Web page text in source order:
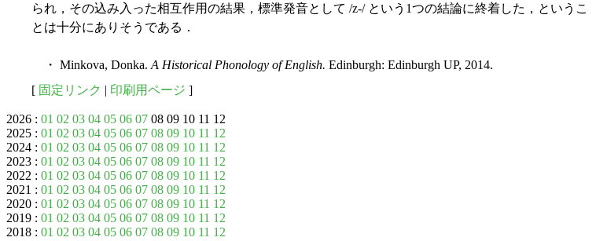
られ，その込み入った相互作用の結果，標準発音として /z-/ という1つの結論に終着した，というこ
とは十分にありそうである．
・ Minkova, Donka. A Historical Phonology of English. Edinburgh: Edinburgh UP, 2014.
[ 固定リンク | 印刷用ページ ]
2026 : 01 02 03 04 05 06 07 08 09 10 11 12
2025 : 01 02 03 04 05 06 07 08 09 10 11 12
2024 : 01 02 03 04 05 06 07 08 09 10 11 12
2023 : 01 02 03 04 05 06 07 08 09 10 11 12
2022 : 01 02 03 04 05 06 07 08 09 10 11 12
2021 : 01 02 03 04 05 06 07 08 09 10 11 12
2020 : 01 02 03 04 05 06 07 08 09 10 11 12
2019 : 01 02 03 04 05 06 07 08 09 10 11 12
2018 : 01 02 03 04 05 06 07 08 09 10 11 12